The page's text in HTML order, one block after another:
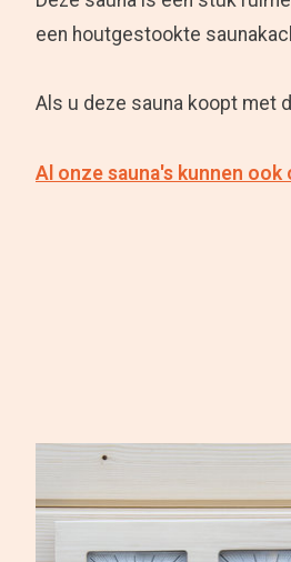
een houtgestookte
Als u deze sauna koopt met
Al onze sauna's kunnen
Items van productcarrousel